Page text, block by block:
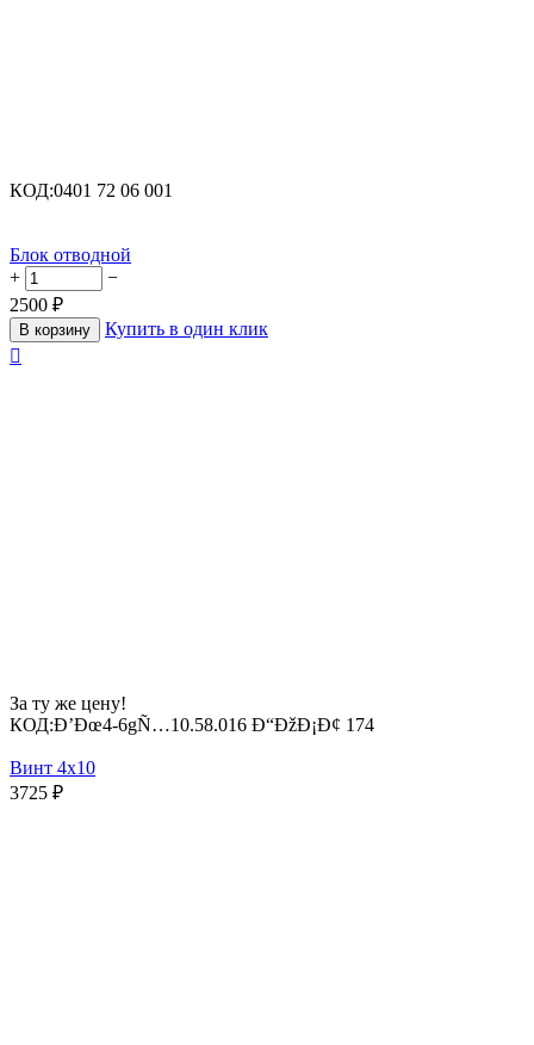
КОД:0401 72 06 001
Блок отводной
+
−
2500 ₽
В корзину
Купить в один клик

За ту же цену!
КОД:Ð’Ðœ4-6gÑ…10.58.016 Ð“ÐžÐ¡Ð¢ 174
Винт 4х10
3725 ₽